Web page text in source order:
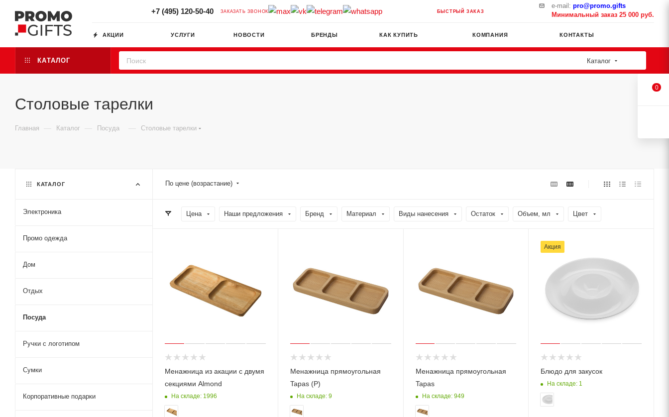
+7 (495) 120-50-40 ЗАКАЗАТЬ ЗВОНОК БЫСТРЫЙ ЗАКАЗ
e-mail: pro@promo.gifts
Минимальный заказ 25 000 руб.
АКЦИИ УСЛУГИ НОВОСТИ БРЕНДЫ КАК КУПИТЬ КОМПАНИЯ КОНТАКТЫ
КАТАЛОГ Каталог
Столовые тарелки
Главная — Каталог — Посуда — Столовые тарелки
По цене (возрастание)
Цена Наши предложения Бренд Материал Виды нанесения Остаток Объем, мл Цвет
Менажница из акации с двумя
секциями Almond
На складе: 1996
Менажница прямоугольная
Tapas (P)
На складе: 9
Менажница прямоугольная
Tapas
На складе: 949
Акция
Блюдо для закусок
На складе: 1
КАТАЛОГ
Электроника
Промо одежда
Дом
Отдых
Посуда
Ручки с логотипом
Сумки
Корпоративные подарки
0